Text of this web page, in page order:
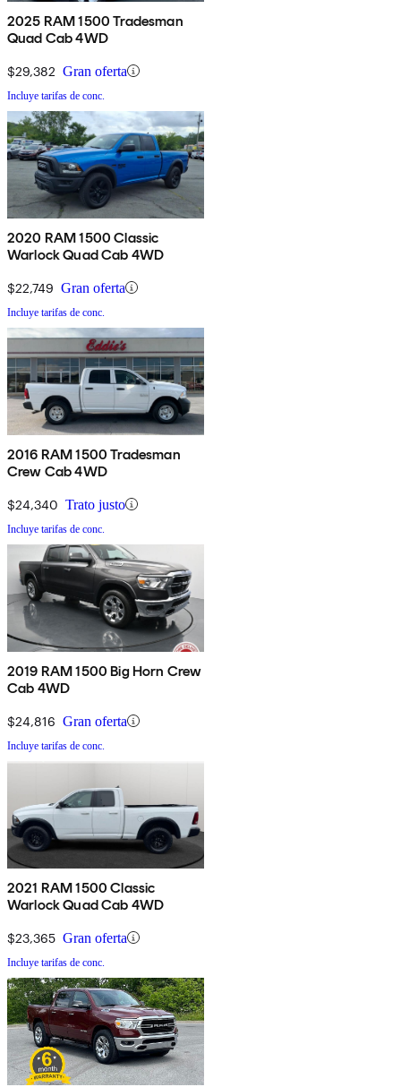
2025 RAM 1500 Tradesman
Quad Cab 4WD
$29,382 Gran oferta
Incluye tarifas de conc.
2020 RAM 1500 Classic
Warlock Quad Cab 4WD
$22,749 Gran oferta
Incluye tarifas de conc.
2016 RAM 1500 Tradesman
Crew Cab 4WD
$24,340 Trato justo
Incluye tarifas de conc.
2019 RAM 1500 Big Horn Crew
Cab 4WD
$24,816 Gran oferta
Incluye tarifas de conc.
2021 RAM 1500 Classic
Warlock Quad Cab 4WD
$23,365 Gran oferta
Incluye tarifas de conc.